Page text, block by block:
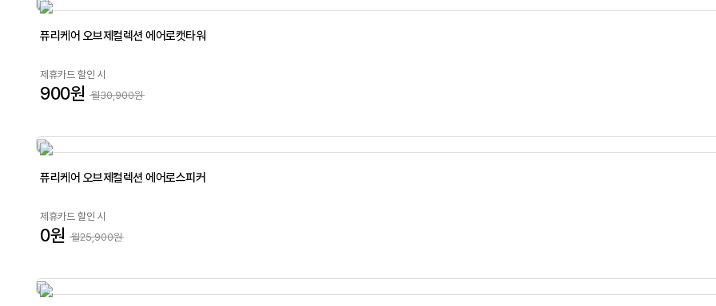
퓨리케어 오브제컬렉션 에어로캣타워
제휴카드 할인 시
900원 월30,900원
퓨리케어 오브제컬렉션 에어로스피커
제휴카드 할인 시
0원 월25,900원